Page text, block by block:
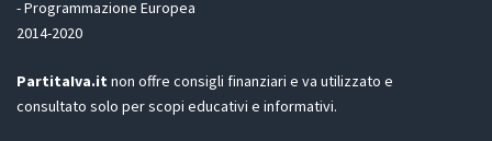
c
e
a
z
R
*
- Programmazione Europea
2014-2020
PartitaIva.it non offre consigli finanziari e va utilizzato e
consultato solo per scopi educativi e informativi.